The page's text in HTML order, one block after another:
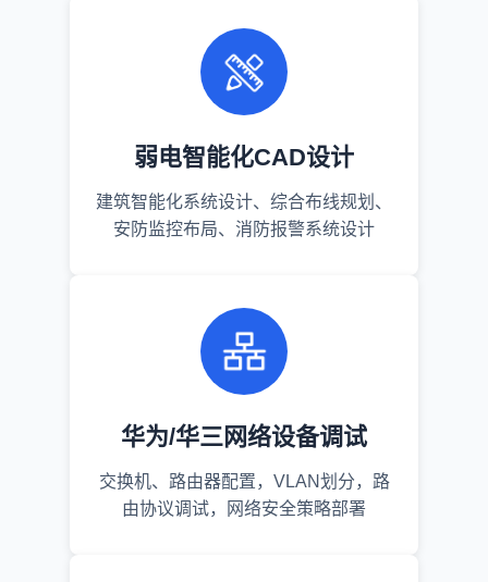
弱电智能化CAD设计
建筑智能化系统设计、综合布线规划、
安防监控布局、消防报警系统设计
华为/华三网络设备调试
交换机、路由器配置，VLAN划分，路
由协议调试，网络安全策略部署